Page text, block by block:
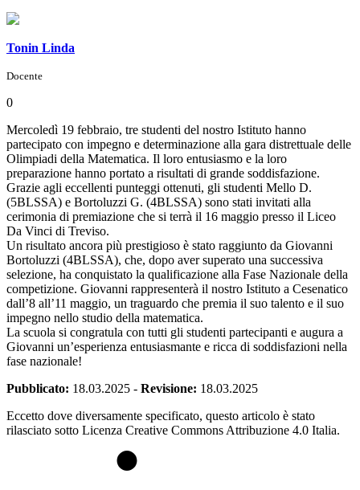
Tonin Linda
Docente
0
Mercoledì 19 febbraio, tre studenti del nostro Istituto hanno
partecipato con impegno e determinazione alla gara distrettuale delle
Olimpiadi della Matematica. Il loro entusiasmo e la loro
preparazione hanno portato a risultati di grande soddisfazione.
Grazie agli eccellenti punteggi ottenuti, gli studenti Mello D.
(5BLSSA) e Bortoluzzi G. (4BLSSA) sono stati invitati alla
cerimonia di premiazione che si terrà il 16 maggio presso il Liceo
Da Vinci di Treviso.
Un risultato ancora più prestigioso è stato raggiunto da Giovanni
Bortoluzzi (4BLSSA), che, dopo aver superato una successiva
selezione, ha conquistato la qualificazione alla Fase Nazionale della
competizione. Giovanni rappresenterà il nostro Istituto a Cesenatico
dall’8 all’11 maggio, un traguardo che premia il suo talento e il suo
impegno nello studio della matematica.
La scuola si congratula con tutti gli studenti partecipanti e augura a
Giovanni un’esperienza entusiasmante e ricca di soddisfazioni nella
fase nazionale!
Pubblicato: 18.03.2025 - Revisione: 18.03.2025
Eccetto dove diversamente specificato, questo articolo è stato
rilasciato sotto Licenza Creative Commons Attribuzione 4.0 Italia.